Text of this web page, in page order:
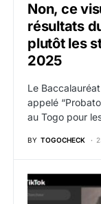
Non, ce
résultats
plutôt les
2025
Le
appelé
au Togo pour
BY TOGOCHECK